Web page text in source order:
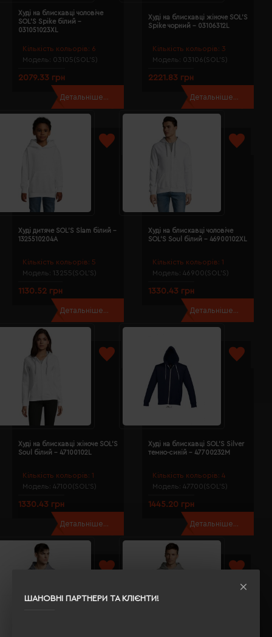
ШАНОВНІ ПАРТНЕРИ ТА КЛІЄНТИ!
Кількість кольорів: 6
Модель: 03105(SOL’S)
Худі на блискавці чоловіче
SOL'S Spike білий -
031051023XL
2079.33 грн
Детальніше...
Кількість кольорів: 3
Модель: 03106(SOL’S)
Худі на блискавці жіноче SOL'S
Spike чорний - 03106312L
2221.83 грн
Детальніше...
Кількість кольорів: 5
Модель: 13255(SOL’S)
Худі дитяче SOL'S Slam білий -
1325510204A
1130.52 грн
Детальніше...
Кількість кольорів: 1
Модель: 46900(SOL’S)
Худі на блискавці чоловіче
SOL'S Soul білий - 46900102XL
1330.43 грн
Детальніше...
Кількість кольорів: 1
Модель: 47100(SOL’S)
Худі на блискавці жіноче SOL'S
Soul білий - 47100102L
1330.43 грн
Детальніше...
Кількість кольорів: 4
Модель: 47700(SOL’S)
Худі на блискавці SOL'S Silver
темно-синій - 47700232M
1445.20 грн
Детальніше...